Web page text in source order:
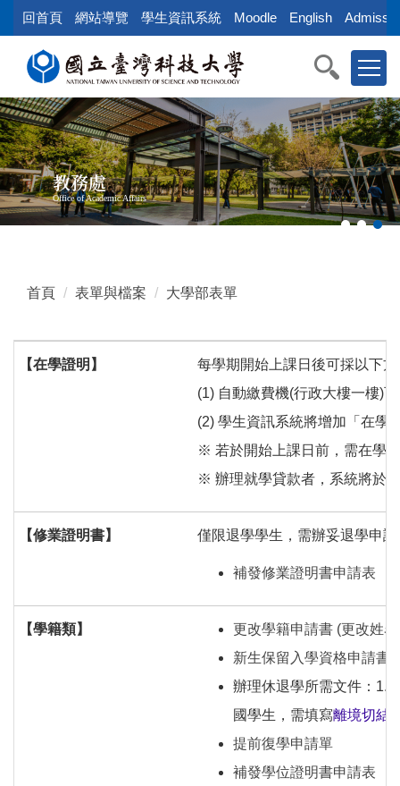
到
內
容
區
回首頁 網站導覽 學生資訊系統 Moodle English
教務處
Office of Academic Affairs
首頁 表單與檔案 大學部表單
【在學證明】
每學期開始上課日後可採以下
(1) 自動繳費機(行政大樓一樓)
(2) 學生資訊系統將增加「在學
※ 若於開始上課日前，需在學
※ 辦理就學貸款者，系統將於
【修業證明書】 僅限退學學生，需辦妥退學申
補發修業證明書申請表
【學籍類】
更改學籍申請書 (更改姓
新生保留入學資格申請書
辦理休退學所需文件：1.
國學生，需填寫離境切結
提前復學申請單
補發學位證明書申請表